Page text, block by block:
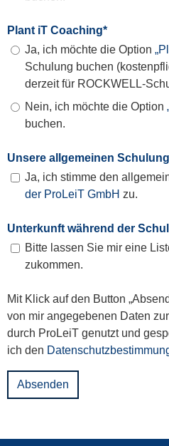
Plant iT Coaching*
Ja, ich möchte die Option
Schulung buchen
derzeit für ROCKWELL-
Nein, ich möchte die Option
buchen.
Unsere allgemeinen
Ja, ich stimme den
der ProLeiT GmbH zu.
Unterkunft während der
Bitte lassen Sie mir eine
zukommen.
Mit Klick auf den Button
von mir angegebenen Daten
durch ProLeiT genutzt und
ich den